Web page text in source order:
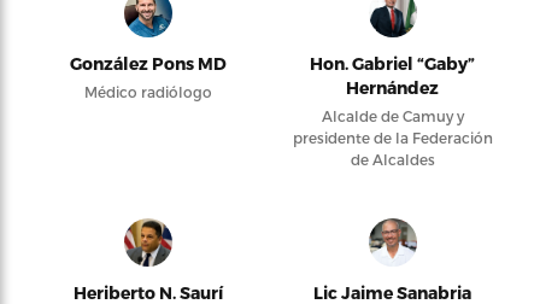
González Pons MD
Médico radiólogo
Hon. Gabriel “Gaby”
Hernández
Alcalde de Camuy y
presidente de la Federación
de Alcaldes
Heriberto N. Saurí Lic Jaime Sanabria